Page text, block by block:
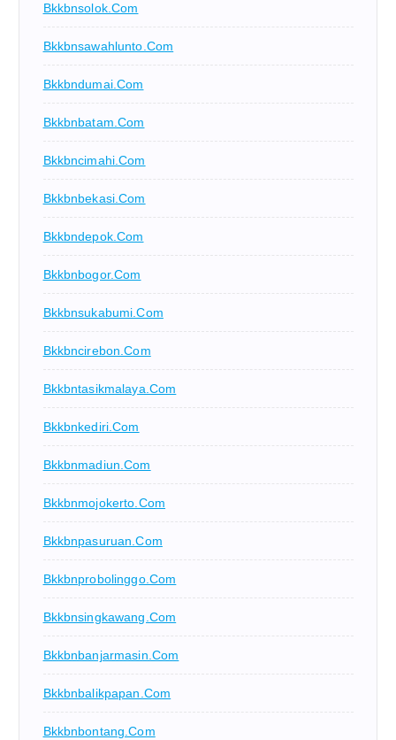
Bkkbnsolok.com
Bkkbnsawahlunto.com
Bkkbndumai.com
Bkkbnbatam.com
Bkkbncimahi.com
Bkkbnbekasi.com
Bkkbndepok.com
Bkkbnbogor.com
Bkkbnsukabumi.com
Bkkbncirebon.com
Bkkbntasikmalaya.com
Bkkbnkediri.com
Bkkbnmadiun.com
Bkkbnmojokerto.com
Bkkbnpasuruan.com
Bkkbnprobolinggo.com
Bkkbnsingkawang.com
Bkkbnbanjarmasin.com
Bkkbnbalikpapan.com
Bkkbnbontang.com